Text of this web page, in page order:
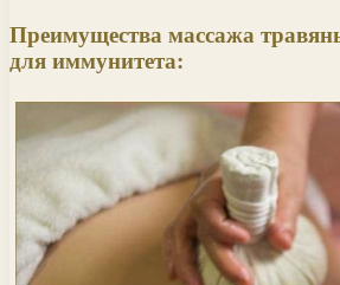
Преимущества массажа
для иммунитета: